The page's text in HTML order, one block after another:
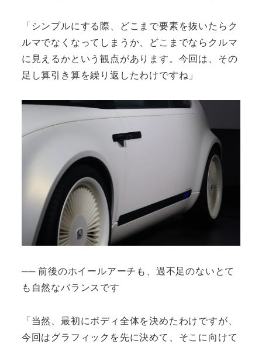
「シンプルにする際、どこまで要素を抜いたらク
ルマでなくなってしまうか、どこまでならクルマ
に見えるかという観点があります。今回は、その
足し算引き算を繰り返したわけですね」
── 前後のホイールアーチも、過不足のないとて
も自然なバランスです
「当然、最初にボディ全体を決めたわけですが、
今回はグラフィックを先に決めて、そこに向けて